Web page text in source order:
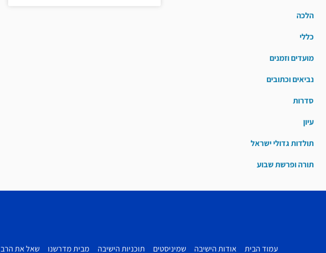
הלכה
כללי
מועדים וזמנים
נביאים וכתובים
סדרות
עיון
תולדות גדולי ישראל
תורה ופרשת שבוע
עמוד הבית אודות הישיבה שמיניסטים תוכניות הישיבה מבית מדרשנו שאל את הרב